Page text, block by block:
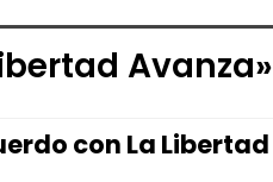
Avanza»
con La Libertad